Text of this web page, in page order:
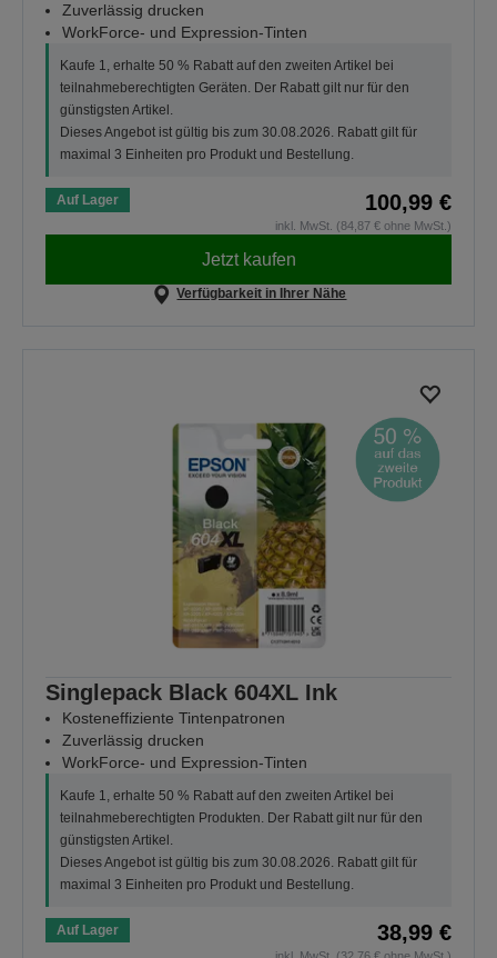
Zuverlässig drucken
WorkForce- und Expression-Tinten
Kaufe 1, erhalte 50 % Rabatt auf den zweiten Artikel bei
teilnahmeberechtigten Geräten. Der Rabatt gilt nur für den
günstigsten Artikel.
Dieses Angebot ist gültig bis zum 30.08.2026. Rabatt gilt für
maximal 3 Einheiten pro Produkt und Bestellung.
Auf Lager 100,99 €
inkl. MwSt. (84,87 € ohne MwSt.)
Jetzt kaufen
Verfügbarkeit in Ihrer Nähe
Singlepack Black 604XL Ink
Kosteneffiziente Tintenpatronen
Zuverlässig drucken
WorkForce- und Expression-Tinten
Kaufe 1, erhalte 50 % Rabatt auf den zweiten Artikel bei
teilnahmeberechtigten Produkten. Der Rabatt gilt nur für den
günstigsten Artikel.
Dieses Angebot ist gültig bis zum 30.08.2026. Rabatt gilt für
maximal 3 Einheiten pro Produkt und Bestellung.
Auf Lager 38,99 €